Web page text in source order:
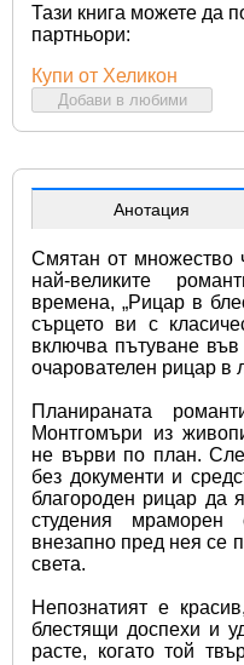
Тази книга можете да
партньори:
Купи от Хеликон
Добави в любими
Анотация
Смятан от множество
най-великите
времена, „Рицар в
сърцето ви с
включва пътуване
очарователен рицар в
Планираната
Монтгомъри из
не върви по план.
без документи и
благороден рицар да
студения
внезапно пред нея се
света.
Непознатият е
блестящи доспехи и
расте, когато той